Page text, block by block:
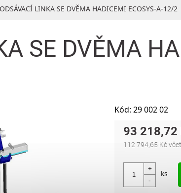
ODSÁVACÍ LINKA SE DVĚMA HADICEMI ECOSYS-A-12/2
SE DVĚMA
93 218,72
112 794,65 Kč
Kód: 29 002 02